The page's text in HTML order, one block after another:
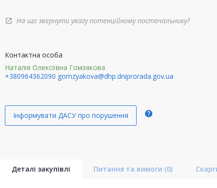
open_in_new На що звернути увагу потенційному постачальнику?
Контактна особа
Наталія Олексіївна Гомзякова
+380964362090 gomzyakova@dhp.dniprorada.gov.ua
Інформувати ДАСУ про порушення help
Деталі закупівлі Питання та вимоги (0)